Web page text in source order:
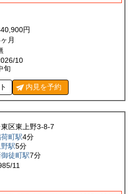
円
月
10
旬
内見を予約
東区東上野3-8-7
町駅4分
野駅5分
御徒町駅7分
11